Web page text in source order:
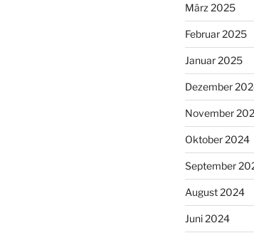
März 2025
Februar 2025
Januar 2025
Dezember
November
Oktober 2024
September
August 2024
Juni 2024